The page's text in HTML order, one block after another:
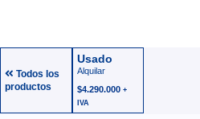
Todos los
productos
Usado
Alquilar
$4.290.000 +
IVA